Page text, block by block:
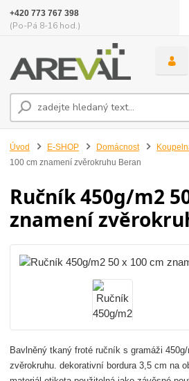
+420 773 767 398
(Po-Pá 8-16 hod.)
Úvod E-SHOP Domácnost
100 cm znamení zvěrokruhu Beran
Ručník 450g/m2
znamení
Bavlněný tkaný froté ručník s gramáži
zvěrokruhu. dekorativní bordura 3,5 cm na